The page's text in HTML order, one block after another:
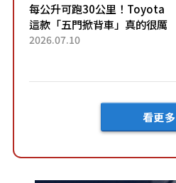
每公升可跑30公里！Toyota
這款「五門掀背車」真的很厲
害！ 擁有全長4.3公尺的「剛剛
2026.07.10
看更多